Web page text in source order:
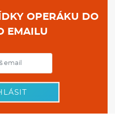
OPERÁKU DO
EMAILU